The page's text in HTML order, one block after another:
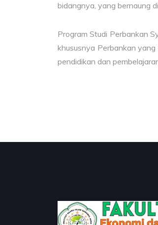
bidangnya, yang bernaung
Program Studi Perbankan
khususnya Perbankan
pendidikan ‎dan